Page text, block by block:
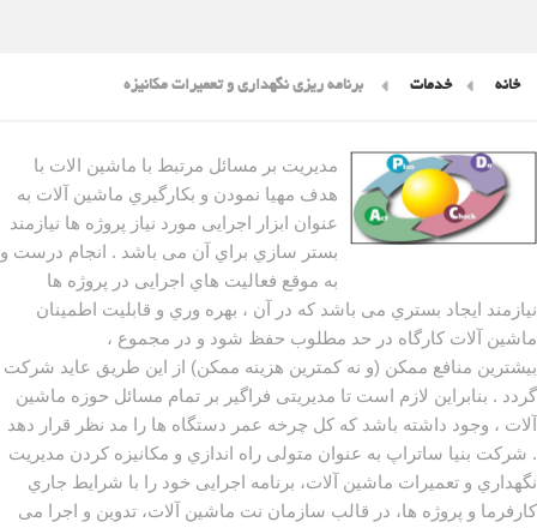
خانه خدمات برنامه ریزی نگهداری و تعمیرات مکانیزه
مدیریت بر مسائل مرتبط با ماشین الات با
هدف مهیا نمودن و بکارگیري ماشین آلات به
عنوان ابزار اجرایی مورد نیاز پروژه ها نیازمند
بستر سازي براي آن می باشد . انجام درست و
به موقع فعالیت هاي اجرایی در پروژه ها
نیازمند ایجاد بستري می باشد که در آن ، بهره وري و قابلیت اطمینان
ماشین آلات کارگاه در حد مطلوب حفظ شود و در مجموع ،
بیشترین منافع ممکن (و نه کمترین هزینه ممکن) از این طریق عاید شرکت
گردد . بنابراین لازم است تا مدیریتی فراگیر بر تمام مسائل حوزه ماشین
آلات ، وجود داشته باشد که کل چرخه عمر دستگاه ها را مد نظر قرار دهد
. شرکت بنیا ساتراپ به عنوان متولی راه اندازي و مکانیزه کردن مدیریت
نگهداري و تعمیرات ماشین آلات، برنامه اجرایی خود را با شرایط جاري
کارفرما و پروژه ها، در قالب سازمان نت ماشین آلات، تدوین و اجرا می